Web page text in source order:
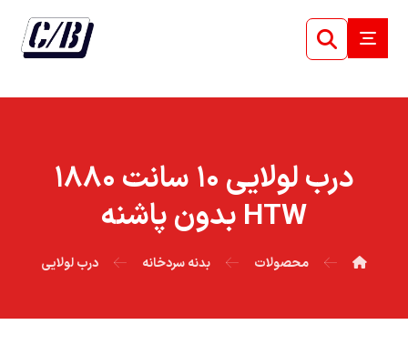
درب لولايي ۱۰ سانت ۱۸۸۰
HTW بدون پاشنه
محصولات بدنه سردخانه درب لولایی